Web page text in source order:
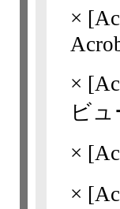
×
×
ビ
×
×